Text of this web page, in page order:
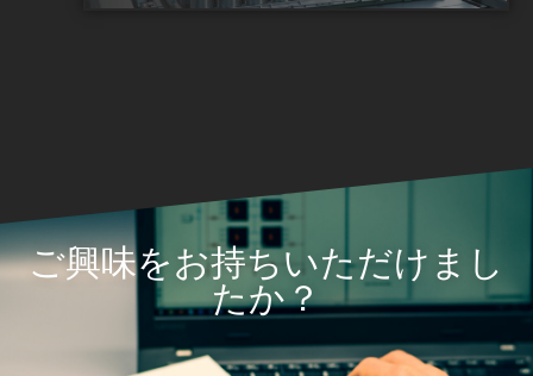
ご興味をお持ちいただけまし
たか？